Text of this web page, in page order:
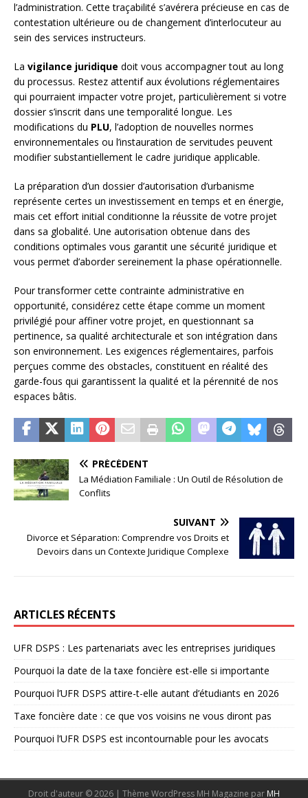
l’administration. Cette traçabilité s’avérera précieuse en cas de
contestation ultérieure ou de changement d’interlocuteur au
sein des services instructeurs.
La vigilance juridique doit vous accompagner tout au long
du processus. Restez attentif aux évolutions réglementaires
qui pourraient impacter votre projet, particulièrement si votre
dossier s’inscrit dans une temporalité longue. Les
modifications du PLU, l’adoption de nouvelles normes
environnementales ou l’instauration de servitudes peuvent
modifier substantiellement le cadre juridique applicable.
La préparation d’un dossier d’autorisation d’urbanisme
représente certes un investissement en temps et en énergie,
mais cet effort initial conditionne la réussite de votre projet
dans sa globalité. Une autorisation obtenue dans des
conditions optimales vous garantit une sécurité juridique et
vous permet d’aborder sereinement la phase opérationnelle.
Pour transformer cette contrainte administrative en
opportunité, considérez cette étape comme un moment
privilégié pour affiner votre projet, en questionnant sa
pertinence, sa qualité architecturale et son intégration dans
son environnement. Les exigences réglementaires, parfois
perçues comme des obstacles, constituent en réalité des
garde-fous qui garantissent la qualité et la pérennité de nos
espaces bâtis.
PRÉCÉDENT
La Médiation Familiale : Un Outil de Résolution de
Conflits
SUIVANT
Divorce et Séparation: Comprendre vos Droits et
Devoirs dans un Contexte Juridique Complexe
ARTICLES RÉCENTS
UFR DSPS : Les partenariats avec les entreprises juridiques
Pourquoi la date de la taxe foncière est-elle si importante
Pourquoi l’UFR DSPS attire-t-elle autant d’étudiants en 2026
Taxe foncière date : ce que vos voisins ne vous diront pas
Pourquoi l’UFR DSPS est incontournable pour les avocats
Droit d'auteur © 2026 | Thème WordPress MH Magazine par MH